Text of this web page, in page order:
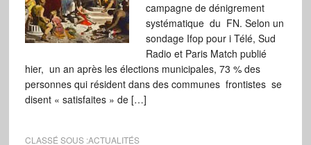
campagne de dénigrement
systématique du FN. Selon un
sondage Ifop pour i Télé, Sud
Radio et Paris Match publié
hier, un an après les élections municipales, 73 % des
personnes qui résident dans des communes frontistes se
disent « satisfaites » de […]
CLASSÉ SOUS :ACTUALITÉS